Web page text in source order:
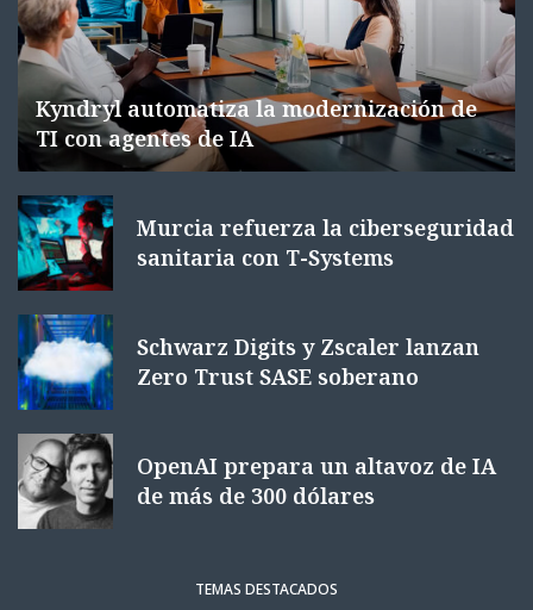
Kyndryl automatiza la modernización de
TI con agentes de IA
Murcia refuerza la ciberseguridad
sanitaria con T-Systems
Schwarz Digits y Zscaler lanzan
Zero Trust SASE soberano
OpenAI prepara un altavoz de IA
de más de 300 dólares
TEMAS DESTACADOS